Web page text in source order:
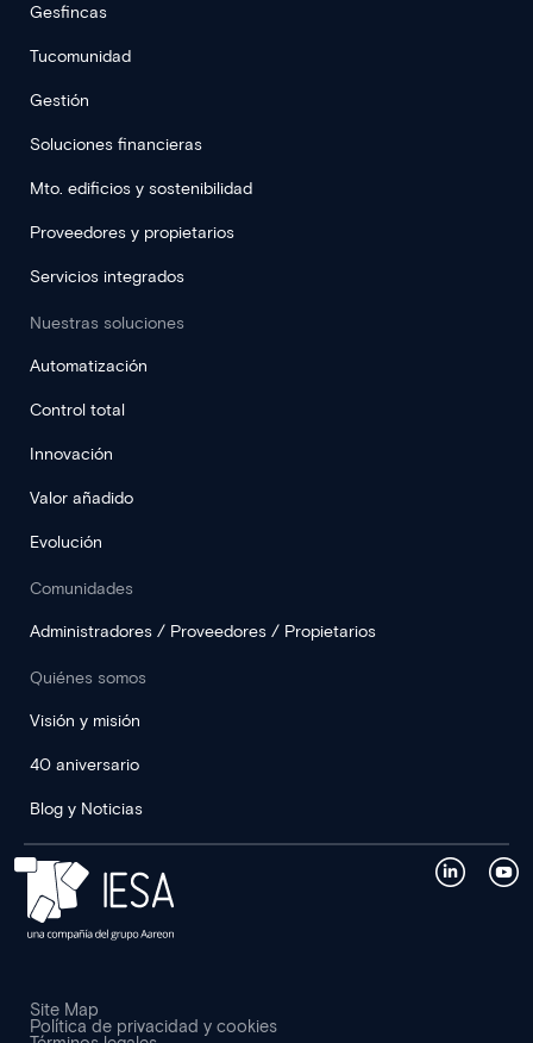
Gesfincas
Tucomunidad
Gestión
Soluciones financieras
Mto. edificios y sostenibilidad
Proveedores y propietarios
Servicios integrados
Nuestras soluciones
Automatización
Control total
Innovación
Valor añadido
Evolución
Comunidades
Administradores / Proveedores / Propietarios
Quiénes somos
Visión y misión
40 aniversario
Blog y Noticias
Site Map
Política de privacidad y cookies